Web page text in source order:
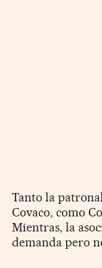
Tanto la
Covaco, como
Mientras, la
demanda pero